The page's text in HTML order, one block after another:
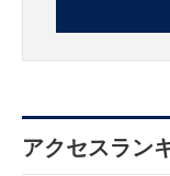
アクセスラン